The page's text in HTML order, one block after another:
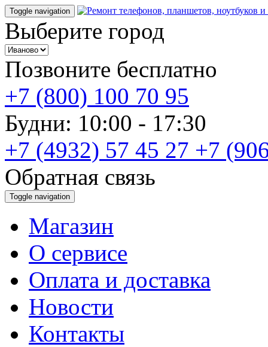
Toggle navigation
Выберите город
Позвоните бесплатно
+7 (800) 100 70 95
Будни: 10:00 - 17:30
+7 (4932) 57 45 27 +7
Обратная связь
Toggle navigation
Магазин
О cервисе
Оплата и доставка
Новости
Контакты